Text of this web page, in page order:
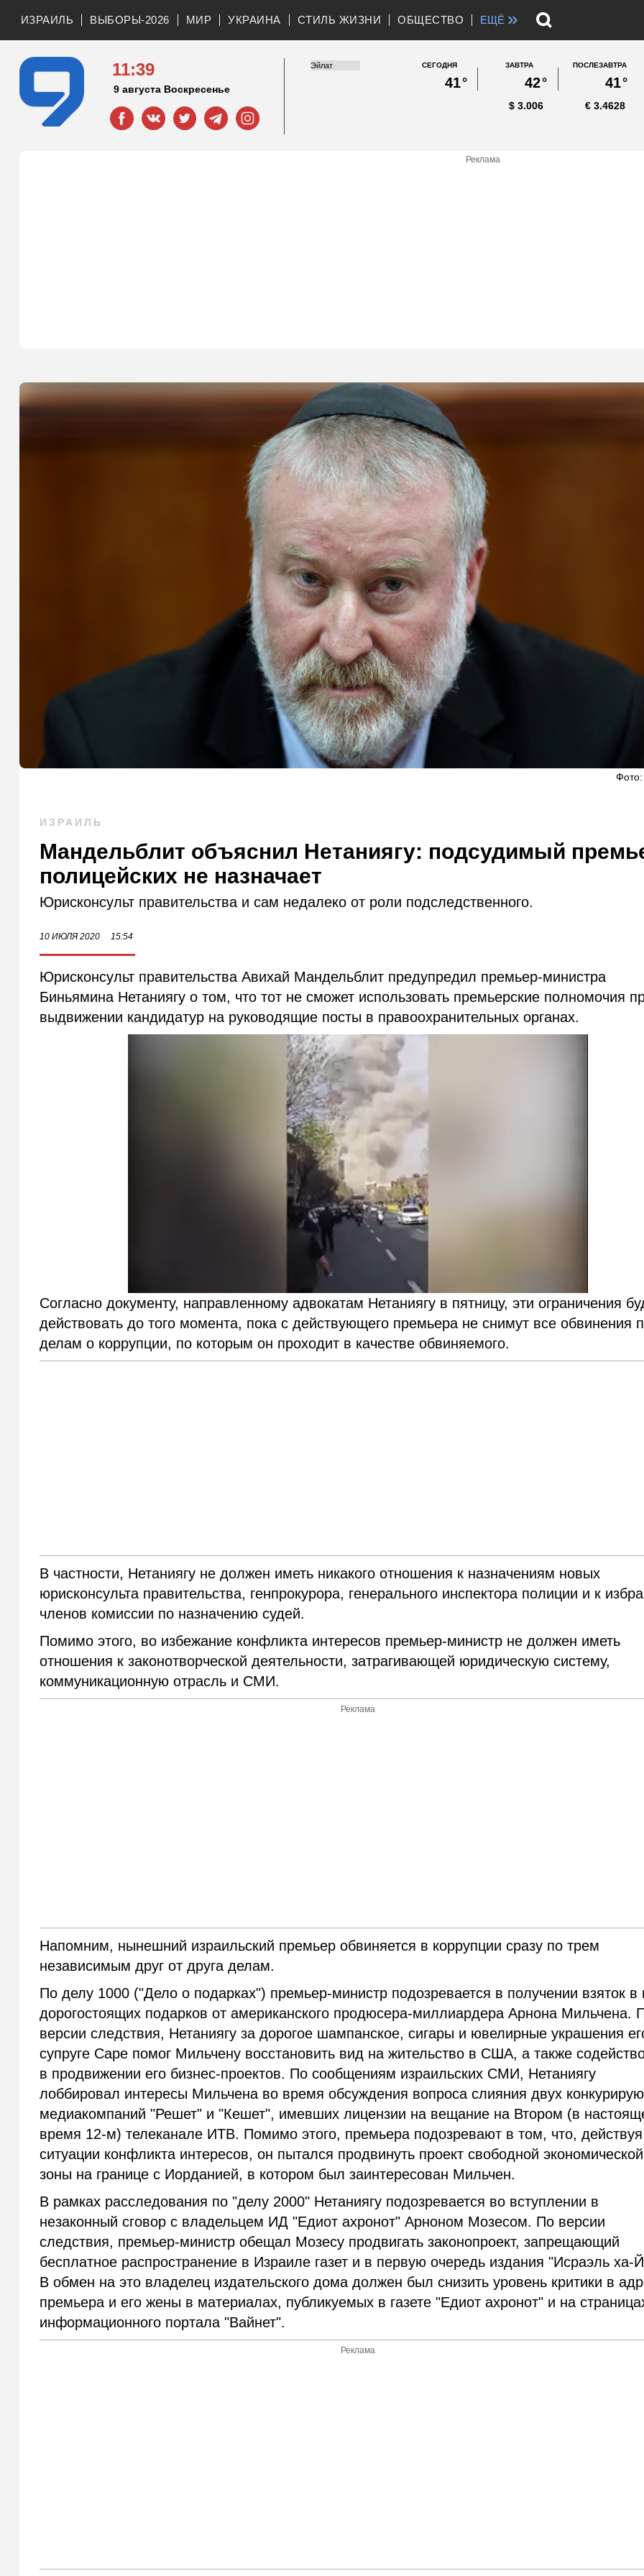
ИЗРАИЛЬ ВЫБОРЫ-2026 МИР УКРАИНА СТИЛЬ ЖИЗНИ ОБЩЕСТВО ЕЩЁ »
11:39
9 августа Воскресенье
СЕГОДНЯ
41°
ЗАВТРА
42°
ПОСЛЕЗАВТРА
41°
3.006
$ 3.4628
€
Реклама
Фото:
ИЗРАИЛЬ
Мандельблит объяснил Нетаниягу: подсудимый
полицейских не назначает
Юрисконсульт правительства и сам недалеко от роли подследственного.
10 ИЮЛЯ 2020 15:54
Юрисконсульт правительства Авихай Мандельблит предупредил премьер-министра
Биньямина Нетаниягу о том, что тот не сможет использовать премьерские полномочия
выдвижении кандидатур на руководящие посты в правоохранительных органах.
Согласно документу, направленному адвокатам Нетаниягу в пятницу, эти ограничения
действовать до того момента, пока с действующего премьера не снимут все обвинения
делам о коррупции, по которым он проходит в качестве обвиняемого.
В частности, Нетаниягу не должен иметь никакого отношения к назначениям новых
юрисконсульта правительства, генпрокурора, генерального инспектора полиции и к
членов комиссии по назначению судей.
Помимо этого, во избежание конфликта интересов премьер-министр не должен иметь
отношения к законотворческой деятельности, затрагивающей юридическую систему,
коммуникационную отрасль и СМИ.
Реклама
Напомним, нынешний израильский премьер обвиняется в коррупции сразу по трем
независимым друг от друга делам.
По делу 1000 ("Дело о подарках") премьер-министр подозревается в получении взяток в
дорогостоящих подарков от американского продюсера-миллиардера Арнона Мильчена.
версии следствия, Нетаниягу за дорогое шампанское, сигары и ювелирные украшения
супруге Саре помог Мильчену восстановить вид на жительство в США, а также
в продвижении его бизнес-проектов. По сообщениям израильских СМИ, Нетаниягу
лоббировал интересы Мильчена во время обсуждения вопроса слияния двух
медиакомпаний "Решет" и "Кешет", имевших лицензии на вещание на Втором (в
время 12-м) телеканале ИТВ. Помимо этого, премьера подозревают в том, что,
ситуации конфликта интересов, он пытался продвинуть проект свободной экономической
зоны на границе с Иорданией, в котором был заинтересован Мильчен.
В рамках расследования по "делу 2000" Нетаниягу подозревается во вступлении в
незаконный сговор с владельцем ИД "Едиот ахронот" Арноном Мозесом. По версии
следствия, премьер-министр обещал Мозесу продвигать законопроект, запрещающий
бесплатное распространение в Израиле газет и в первую очередь издания "Исраэль ха-
В обмен на это владелец издательского дома должен был снизить уровень критики в
премьера и его жены в материалах, публикуемых в газете "Едиот ахронот" и на
информационного портала "Вайнет".
Реклама